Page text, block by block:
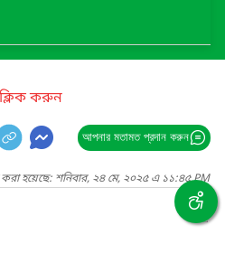
করুন
আপনার মতামত প্রদান করুন
করা হয়েছে: শনিবার, ২৪ মে, ২০২৫ এ ১১:৪৫ PM